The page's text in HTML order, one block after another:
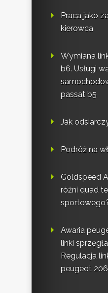
Praca jako
kierowca
Wymiana
b6. Usługi
passat b5
Jak
Podróż na
Goldspeed
różni quad
Awaria
linki
Regulacja
peugeot 206